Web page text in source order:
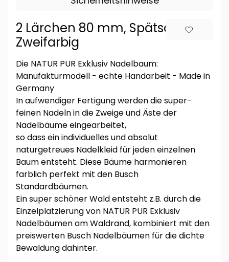
2 Lärchen 80 mm, Spätsommer
Zweifarbig
Die NATUR PUR Exklusiv Nadelbaum:
Manufakturmodell - echte Handarbeit - Made in
Germany
In aufwendiger Fertigung werden die super-
feinen Nadeln in die Zweige und Äste der
Nadelbäume eingearbeitet,
so dass ein individuelles und absolut
naturgetreues Nadelkleid für jeden einzelnen
Baum entsteht. Diese Bäume harmonieren
farblich perfekt mit den Busch
Standardbäumen.
Ein super schöner Wald entsteht z.B. durch die
Einzelplatzierung von NATUR PUR Exklusiv
Nadelbäumen am Waldrand, kombiniert mit den
preiswerten Busch Nadelbäumen für die dichte
Bewaldung dahinter.